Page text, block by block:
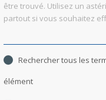
être trouvé. Utilisez un
partout si vous souhaitez
Rechercher tous les
élément